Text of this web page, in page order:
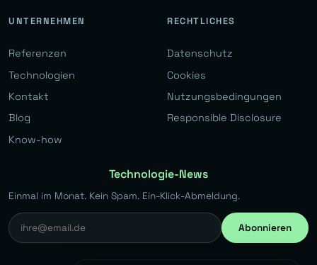
UNTERNEHMEN
Referenzen
Technologien
Kontakt
Blog
Know-how
RECHTLICHES
Datenschutz
Cookies
Nutzungsbedingungen
Responsible Disclosure
Technologie-News
Einmal im Monat. Kein Spam. Ein-Klick-Abmeldung.
Abonnieren